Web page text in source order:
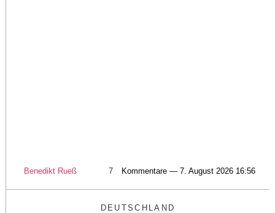
Benedikt Rueß 7 Kommentare — 7. August 2026 16:56
DEUTSCHLAND